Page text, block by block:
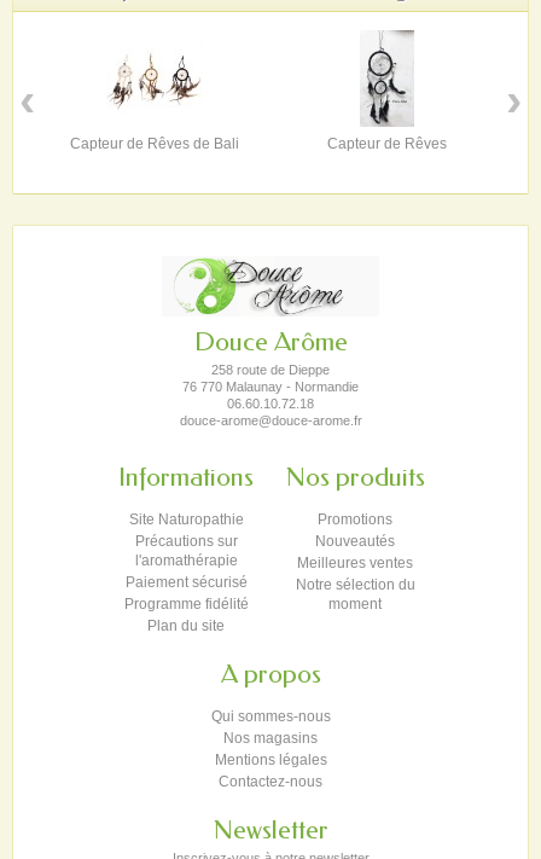
Capteur de Rêves de Bali Capteur de Rêves
‹ ›
Douce Arôme
258 route de Dieppe
76 770 Malaunay - Normandie
06.60.10.72.18
douce-arome@douce-arome.fr
Informations
Site Naturopathie
Précautions sur
l'aromathérapie
Paiement sécurisé
Programme fidélité
Plan du site
Nos produits
Promotions
Nouveautés
Meilleures ventes
Notre sélection du
moment
A propos
Qui sommes-nous
Nos magasins
Mentions légales
Contactez-nous
Newsletter